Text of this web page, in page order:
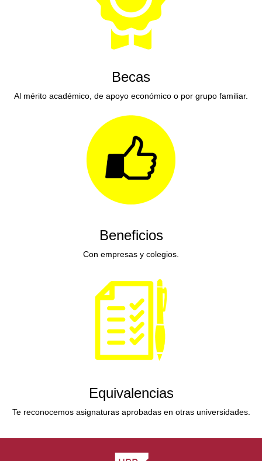
Becas
Al mérito académico, de apoyo económico o por grupo familiar.
Beneficios
Con empresas y colegios.
Equivalencias
Te reconocemos asignaturas aprobadas en otras universidades.